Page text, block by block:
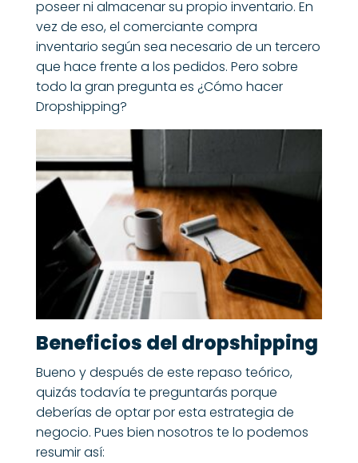
poseer ni almacenar su propio inventario. En
vez de eso, el comerciante compra
inventario según sea necesario de un tercero
que hace frente a los pedidos. Pero sobre
todo la gran pregunta es ¿Cómo hacer
Dropshipping?
Beneficios del dropshipping
Bueno y después de este repaso teórico,
quizás todavía te preguntarás porque
deberías de optar por esta estrategia de
negocio. Pues bien nosotros te lo podemos
resumir así: